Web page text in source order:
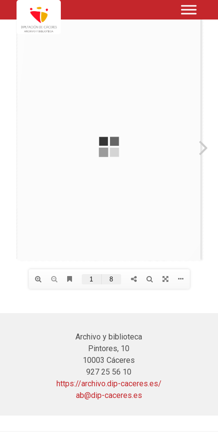
Archivo y biblioteca
Pintores, 10
10003 Cáceres
927 25 56 10
https://archivo.dip-caceres.es/
ab@dip-caceres.es